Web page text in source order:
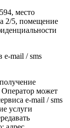
место
2/5, помещение
e-mail / sms
может
e-mail / sms
услуги